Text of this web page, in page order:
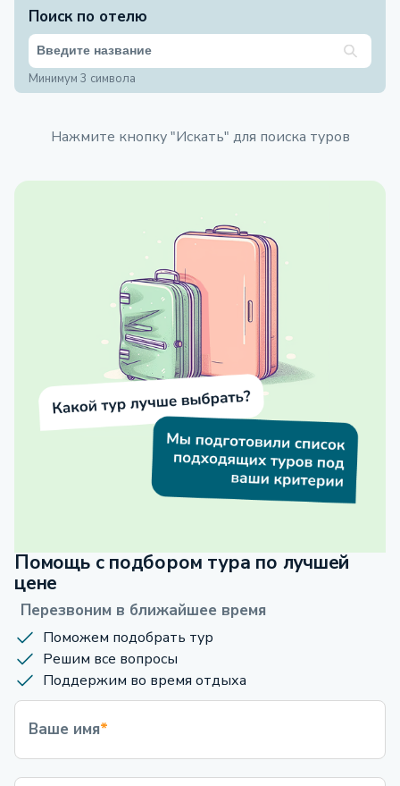
Поиск по отелю
Минимум 3 символа
Нажмите кнопку "Искать" для поиска туров
Помощь с подбором тура по лучшей
цене
Перезвоним в ближайшее время
Поможем подобрать тур
Решим все вопросы
Поддержим во время отдыха
Ваше имя*